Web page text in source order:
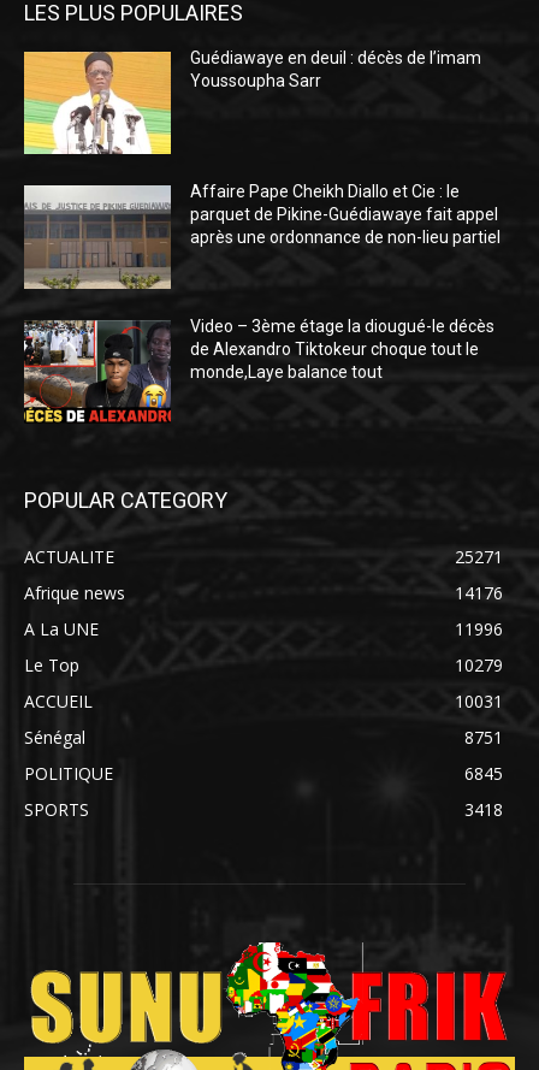
LES PLUS POPULAIRES
Guédiawaye en deuil : décès de l’imam
Youssoupha Sarr
Affaire Pape Cheikh Diallo et Cie : le
parquet de Pikine-Guédiawaye fait appel
après une ordonnance de non-lieu partiel
Video – 3ème étage la diougué-le décès
de Alexandro Tiktokeur choque tout le
monde,Laye balance tout
POPULAR CATEGORY
ACTUALITE
25271
Afrique news
14176
A La UNE
11996
Le Top
10279
ACCUEIL
10031
Sénégal
8751
POLITIQUE
6845
SPORTS
3418